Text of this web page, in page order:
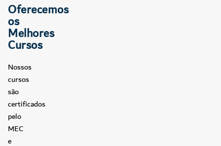
Oferecemos
os
Melhores
Cursos
Nossos
cursos
são
certificados
pelo
MEC
e